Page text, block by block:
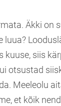
Äkki on
siis
otsustad
Meeleolu
et kõik